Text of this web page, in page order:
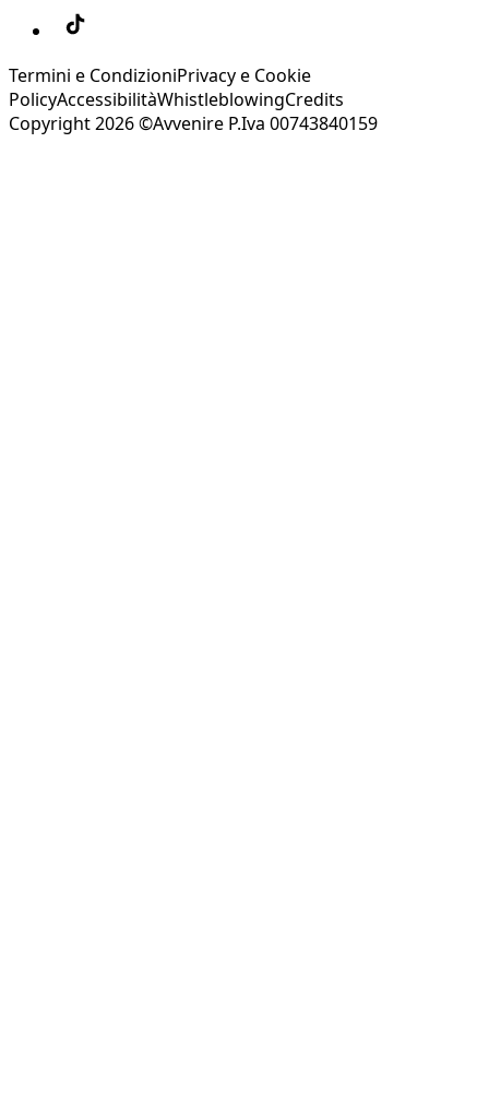
Termini e CondizioniPrivacy e Cookie
PolicyAccessibilitàWhistleblowingCredits
Copyright 2026 ©Avvenire P.Iva 00743840159